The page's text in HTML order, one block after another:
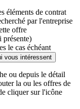
éléments de contrat
par l'entreprise
offre
présente)
le cas échéant
vous intéressent
ou depuis le détail
la ou les offres de
cliquer sur l'icône